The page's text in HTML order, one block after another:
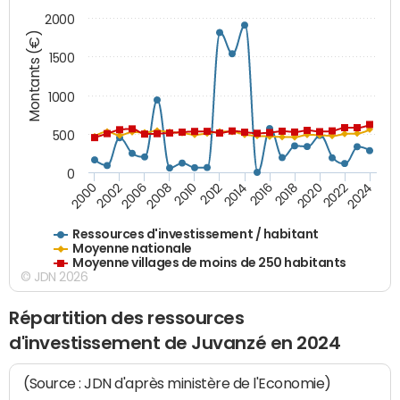
Montants (€)
Ressources d'investissement / habitant
Moyenne nationale
Moyenne villages de moins de 250 habitants
200020022006200820102012201420162018202020222024
0
500
1000
1500
2000
© JDN 2026
Répartition des ressources
d'investissement de Juvanzé en 2024
(Source : JDN d'après ministère de l'Economie)